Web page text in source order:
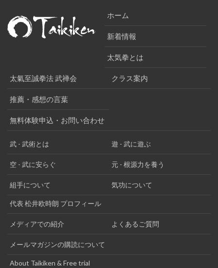
ホーム
新着情報
太気拳とは
太氣至誠拳法 武禅会 クラス案内
推薦・感想の言葉
無料体験申込・お問い合わせ
武 - 武術とは 遊 - 武に遊ぶ
空 - 武に安らぐ 元 - 根源力を養う
組手について 気功について
代表 松井欧時朗 プロフィール
メディアでの紹介 よくあるご質問
メールマガジンの購読について
About Taikiken & Free trial